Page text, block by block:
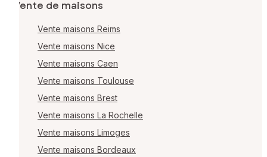
Vente de maisons
Vente maisons Reims
Vente maisons Nice
Vente maisons Caen
Vente maisons Toulouse
Vente maisons Brest
Vente maisons La Rochelle
Vente maisons Limoges
Vente maisons Bordeaux